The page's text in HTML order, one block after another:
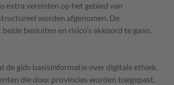
extra vereisten op het gebied van
worden afgenomen. De
besluiten en risico’s akkoord te gaan.
de gids basisinformatie over digitale ethiek,
die door provincies worden toegepast.